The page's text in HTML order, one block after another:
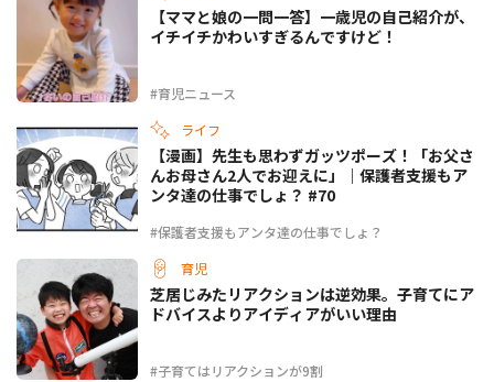
#育児ニュース
【ママと娘の一問一答】一歳児の自己紹介が、
イチイチかわいすぎるんですけど！
ライフ
#保護者支援もアンタ達の仕事でしょ？
【漫画】先生も思わずガッツポーズ！「お父さ
んお母さん2人でお迎えに」｜保護者支援もア
ンタ達の仕事でしょ？ #70
育児
#子育てはリアクションが9割
芝居じみたリアクションは逆効果。子育てにア
ドバイスよりアイディアがいい理由